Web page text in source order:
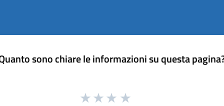
sono chiare le informazioni su questa